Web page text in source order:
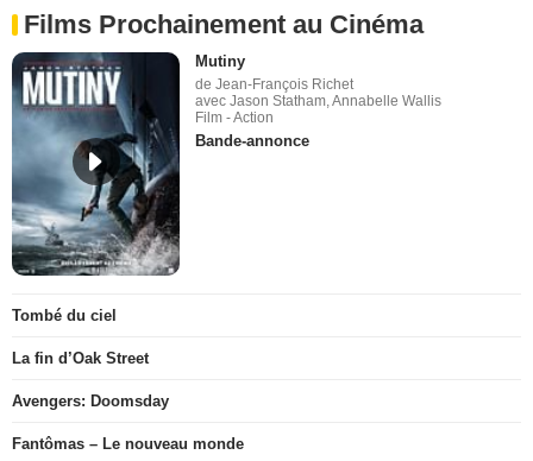
Films Prochainement au Cinéma
Mutiny
de Jean-François Richet
avec Jason Statham, Annabelle Wallis
Film - Action
Bande-annonce
Tombé du ciel
La fin d’Oak Street
Avengers: Doomsday
Fantômas – Le nouveau monde